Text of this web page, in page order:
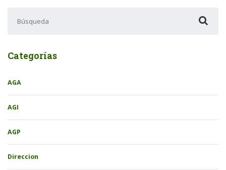
Categorías
AGA
AGI
AGP
Direccion